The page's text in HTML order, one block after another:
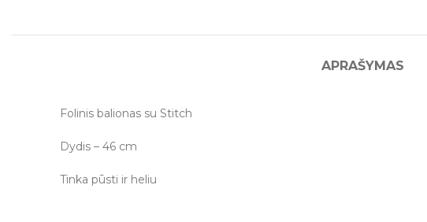
APRAŠYMAS
Folinis balionas su Stitch
Dydis – 46 cm
Tinka pūsti ir heliu